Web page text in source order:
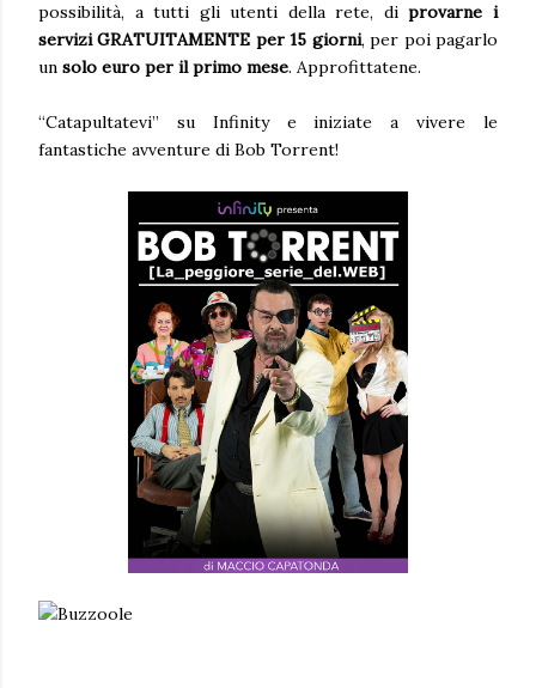
possibilità, a tutti gli utenti della rete, diprovarne i
servizi GRATUITAMENTE per 15 giorni, per poi pagarlo
un solo euro per il primo mese. Approfittatene.
“Catapultatevi” su Infinity e iniziate a vivere le
fantastiche avventure di Bob Torrent!